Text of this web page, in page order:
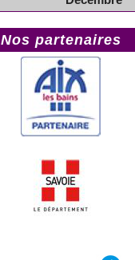
Nos partenaires